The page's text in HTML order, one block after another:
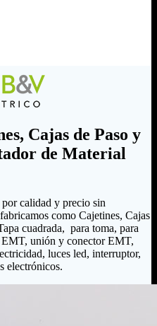
Cajas de Paso y
de Material
calidad y precio sin
como Cajetines, Cajas
cuadrada, para toma, para
EMT, unión y conector EMT,
luces led, interruptor,
electrónicos.